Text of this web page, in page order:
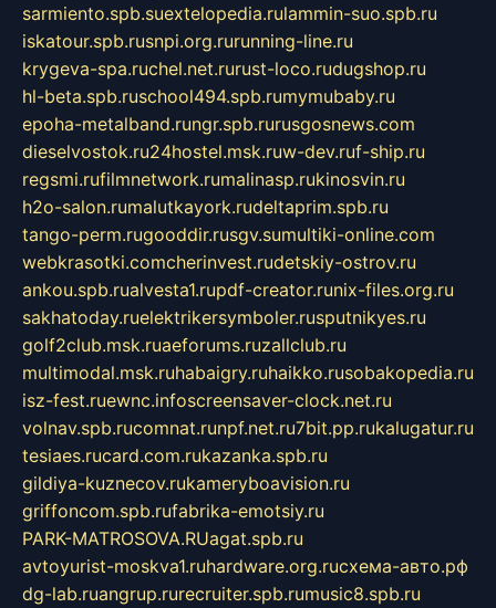
sarmiento.spb.suextelopedia.rulammin-suo.spb.ru
iskatour.spb.rusnpi.org.rurunning-line.ru
krygeva-spa.ruchel.net.rurust-loco.rudugshop.ru
hl-beta.spb.ruschool494.spb.rumymubaby.ru
epoha-metalband.rungr.spb.rurusgosnews.com
dieselvostok.ru24hostel.msk.ruw-dev.ruf-ship.ru
regsmi.rufilmnetwork.rumalinasp.rukinosvin.ru
h2o-salon.rumalutkayork.rudeltaprim.spb.ru
tango-perm.rugooddir.rusgv.sumultiki-online.com
webkrasotki.comcherinvest.rudetskiy-ostrov.ru
ankou.spb.rualvesta1.rupdf-creator.runix-files.org.ru
sakhatoday.ruelektrikersymboler.rusputnikyes.ru
golf2club.msk.ruaeforums.ruzallclub.ru
multimodal.msk.ruhabaigry.ruhaikko.rusobakopedia.ru
isz-fest.ruewnc.infoscreensaver-clock.net.ru
volnav.spb.rucomnat.runpf.net.ru7bit.pp.rukalugatur.ru
tesiaes.rucard.com.rukazanka.spb.ru
gildiya-kuznecov.rukameryboavision.ru
griffoncom.spb.rufabrika-emotsiy.ru
PARK-MATROSOVA.RUagat.spb.ru
avtoyurist-moskva1.ruhardware.org.ruсхема-авто.рф
dg-lab.ruangrup.rurecruiter.spb.rumusic8.spb.ru